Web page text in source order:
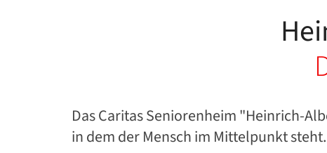
Das Caritas Seniorenheim "Heinrich-
in dem der Mensch im Mittelpunkt steht.